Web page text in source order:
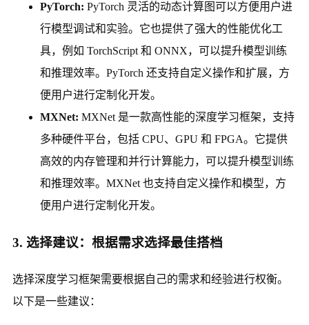
PyTorch: PyTorch 灵活的动态计算图可以方便用户进
行模型调试和实验。它也提供了强大的性能优化工
具，例如 TorchScript 和 ONNX，可以提升模型训练
和推理效率。PyTorch 还支持自定义操作和扩展，方
便用户进行定制化开发。
MXNet: MXNet 是一款高性能的深度学习框架，支持
多种硬件平台，包括 CPU、GPU 和 FPGA。它提供
高效的内存管理和并行计算能力，可以提升模型训练
和推理效率。MXNet 也支持自定义操作和模型，方
便用户进行定制化开发。
3. 选择建议：根据需求选择最佳搭档
选择深度学习框架需要根据自己的需求和经验进行权衡。
以下是一些建议：